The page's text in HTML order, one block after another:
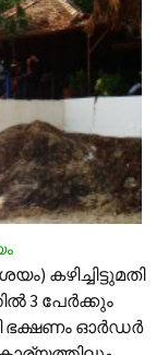
കഴിച്ചിട്ടുമതി
3 പേര്‍ക്കും
ഭക്ഷണം ഓര്‍ഡര്‍